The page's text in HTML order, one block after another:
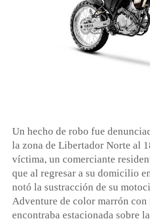
Un hecho de robo fue
la zona de Libertador Norte al
víctima, un comerciante
que al regresar a su domicilio
notó la sustracción de su
Adventure de color marrón con
encontraba estacionada sobre